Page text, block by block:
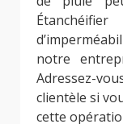
notre
Adressez-
clientèle si
cette